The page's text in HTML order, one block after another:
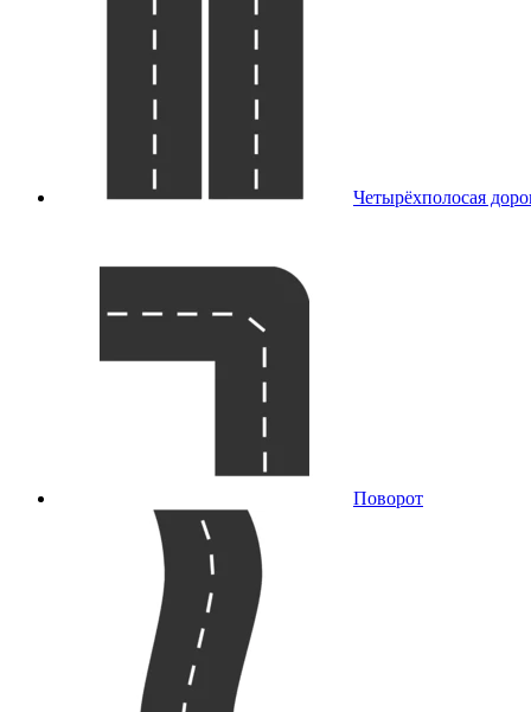
Четырёхполосая
Поворот